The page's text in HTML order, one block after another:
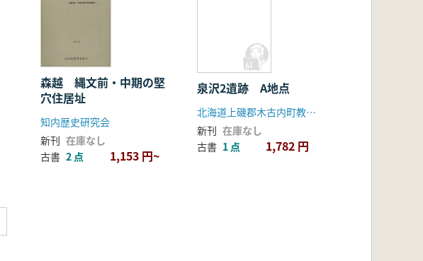
森越 縄文前・中期の堅
穴住居址
知内歴史研究会
新刊 在庫なし
古書 2 点 1,153 円~
泉沢2遺跡 A地点
北海道上磯郡木古内町教育委員会
新刊 在庫なし
古書 1 点 1,782 円